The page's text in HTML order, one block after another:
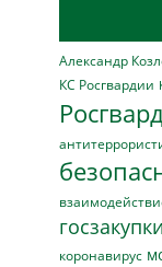
Александр
КС Росгвардии
госзакупки
коронавирус